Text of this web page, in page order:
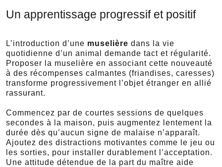
Un apprentissage progressif et positif
L’introduction d’une muselière dans la vie
quotidienne d’un animal demande tact et régularité.
Proposer la muselière en associant cette nouveauté
à des récompenses calmantes (friandises, caresses)
transforme progressivement l’objet étranger en allié
rassurant.
Commencez par de courtes sessions de quelques
secondes à la maison, puis augmentez lentement la
durée dès qu’aucun signe de malaise n’apparaît.
Ajoutez des distractions motivantes comme le jeu ou
les sorties, pour installer durablement l’acceptation.
Une attitude détendue de la part du maître aide